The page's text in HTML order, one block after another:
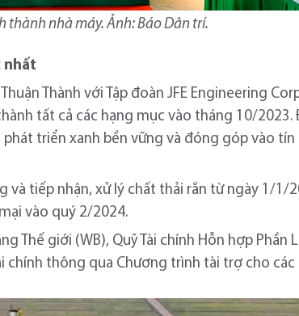
thành nhà máy. Ảnh: Báo Dân trí.
nhất
Thành với Tập đoàn JFE Engineering
tất cả các hạng mục vào tháng 10/2023.
triển xanh bền vững và đóng góp vào tín
và tiếp nhận, xử lý chất thải rắn từ ngày 1/1/
vào quý 2/2024.
Thế giới (WB), Quỹ Tài chính Hỗn hợp Phần
thông qua Chương trình tài trợ cho các